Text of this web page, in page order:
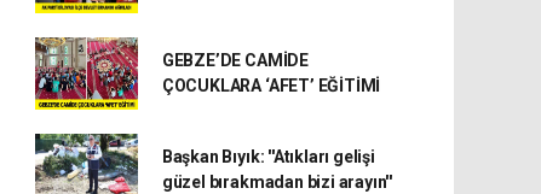
GEBZE’DE CAMİDE
ÇOCUKLARA ‘AFET’ EĞİTİMİ
Başkan Bıyık: ''Atıkları gelişi
güzel bırakmadan bizi arayın''